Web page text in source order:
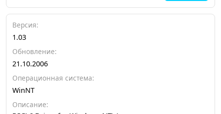
Версия:
1.03
Обновление:
21.10.2006
Операционная система:
WinNT
Описание: